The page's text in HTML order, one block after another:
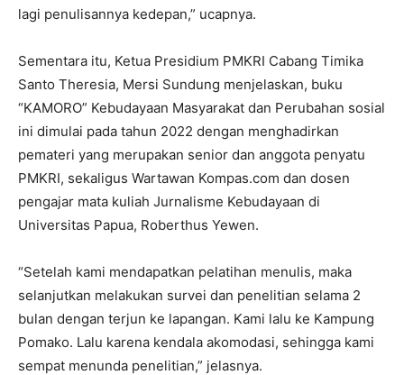
lagi penulisannya kedepan,” ucapnya.
Sementara itu, Ketua Presidium PMKRI Cabang Timika
Santo Theresia, Mersi Sundung menjelaskan, buku
“KAMORO” Kebudayaan Masyarakat dan Perubahan sosial
ini dimulai pada tahun 2022 dengan menghadirkan
pemateri yang merupakan senior dan anggota penyatu
PMKRI, sekaligus Wartawan Kompas.com dan dosen
pengajar mata kuliah Jurnalisme Kebudayaan di
Universitas Papua, Roberthus Yewen.
“Setelah kami mendapatkan pelatihan menulis, maka
selanjutkan melakukan survei dan penelitian selama 2
bulan dengan terjun ke lapangan. Kami lalu ke Kampung
Pomako. Lalu karena kendala akomodasi, sehingga kami
sempat menunda penelitian,” jelasnya.